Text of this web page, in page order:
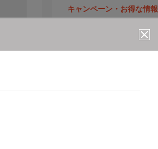
キャンペーン・お得な情報